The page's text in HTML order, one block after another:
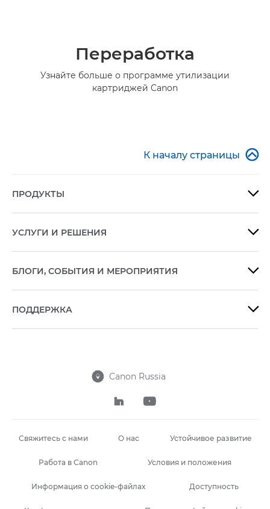
Переработка
Узнайте больше о программе утилизации
картриджей Canon
К началу страницы 
ПРОДУКТЫ 
УСЛУГИ И РЕШЕНИЯ 
БЛОГИ, СОБЫТИЯ И МЕРОПРИЯТИЯ 
ПОДДЕРЖКА 
 Canon Russia
 
Свяжитесь с нами О нас Устойчивое развитие
Работа в Canon Условия и положения
Информация о cookie-файлах Доступность